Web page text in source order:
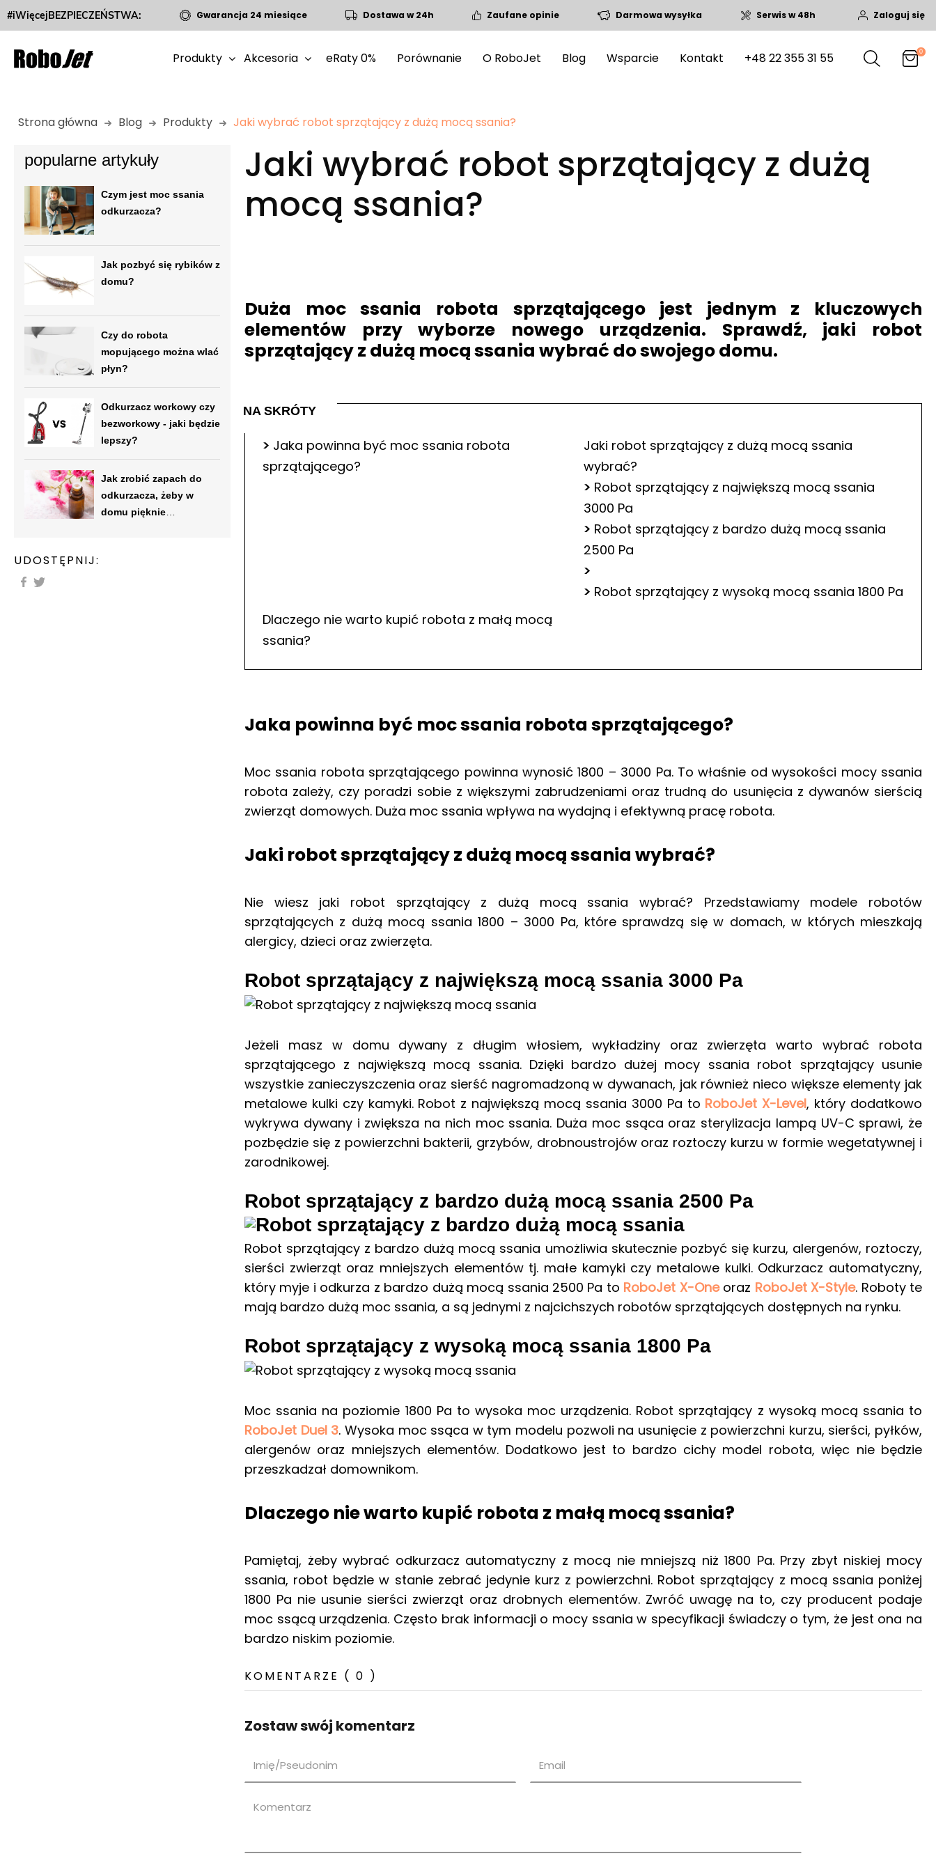
#iWięcejBEZPIECZEŃSTWA: Gwarancja 24 miesiące Dostawa w 24h Zaufane opinie Darmowa wysyłka Serwis w 48h Zaloguj się
Produkty Akcesoria eRaty 0% Porównanie O RoboJet Blog Wsparcie Kontakt +48 22 355 31 55 0
Strona główna Blog Produkty Jaki wybrać robot sprzątający z dużą mocą ssania?
popularne artykuły
Czym jest moc ssania
odkurzacza?
Jak pozbyć się rybików z
domu?
Czy do robota
mopującego można wlać
płyn?
Odkurzacz workowy czy
bezworkowy - jaki będzie
lepszy?
Jak zrobić zapach do
odkurzacza, żeby w
domu pięknie
UDOSTĘPNIJ:
Jaki wybrać robot sprzątający z dużą
mocą ssania?
Duża moc ssania robota sprzątającego jest jednym z kluczowych
elementów przy wyborze nowego urządzenia. Sprawdź, jaki robot
sprzątającyz dużą mocą ssania wybrać do swojego domu.
NA SKRÓTY
> Jaka powinna być moc ssania robota
sprzątającego?
Jaki robot sprzątający z dużą mocą ssania
wybrać?
> Robot sprzątający z największą mocą ssania
3000 Pa
> Robot sprzątający z bardzo dużą mocą ssania
2500 Pa
>
> Robot sprzątający z wysoką mocą ssania 1800 Pa
Dlaczego nie warto kupić robota z małą mocą
ssania?
Jaka powinna być moc ssania robota sprzątającego?
Moc ssania robota sprzątającego powinna wynosić 1800 – 3000 Pa. To właśnie od wysokości mocy ssania
robota zależy, czy poradzi sobie z większymi zabrudzeniami oraz trudną do usunięcia z dywanów sierścią
zwierząt domowych. Duża moc ssania wpływa na wydajną i efektywną pracę robota.
Jaki robot sprzątający z dużą mocą ssania wybrać?
Nie wiesz jaki robot sprzątający z dużą mocą ssania wybrać? Przedstawiamy modele robotów
sprzątających z dużą mocą ssania 1800 – 3000 Pa, które sprawdzą się w domach, w których mieszkają
alergicy, dzieci oraz zwierzęta.
Robot sprzątający z największą mocą ssania 3000 Pa
Jeżeli masz w domu dywany z długim włosiem, wykładziny oraz zwierzęta warto wybrać robota
sprzątającego z największą mocą ssania. Dzięki bardzo dużej mocy ssania robot sprzątający usunie
wszystkie zanieczyszczenia oraz sierść nagromadzoną w dywanach, jak również nieco większe elementy jak
metalowe kulki czy kamyki. Robot z największą mocą ssania 3000 Pa to RoboJet X-Level, który dodatkowo
wykrywa dywany i zwiększa na nich moc ssania. Duża moc ssąca oraz sterylizacja lampą UV-C sprawi, że
pozbędzie się z powierzchni bakterii, grzybów, drobnoustrojów oraz roztoczy kurzu w formie wegetatywnej i
zarodnikowej.
Robot sprzątający z bardzo dużą mocą ssania 2500 Pa
Robot sprzątający z bardzo dużą mocą ssania umożliwia skutecznie pozbyć się kurzu, alergenów, roztoczy,
sierści zwierząt oraz mniejszych elementów tj. małe kamyki czy metalowe kulki. Odkurzacz automatyczny,
który myje i odkurza z bardzo dużą mocą ssania 2500 Pa to RoboJet X-Oneoraz RoboJet X-Style. Roboty te
mają bardzo dużą moc ssania, a są jednymi z najcichszych robotów sprzątających dostępnych na rynku.
Robot sprzątający z wysoką mocą ssania 1800 Pa
Moc ssania na poziomie 1800 Pa to wysoka moc urządzenia. Robot sprzątający z wysoką mocą ssania to
RoboJet Duel 3. Wysoka moc ssąca w tym modelu pozwoli na usunięcie z powierzchni kurzu, sierści, pyłków,
alergenów oraz mniejszych elementów. Dodatkowo jest to bardzo cichy model robota, więc nie będzie
przeszkadzał domownikom.
Dlaczego nie warto kupić robota z małą mocą ssania?
Pamiętaj, żeby wybrać odkurzacz automatyczny z mocą nie mniejszą niż 1800 Pa. Przy zbyt niskiej mocy
ssania, robot będzie w stanie zebrać jedynie kurz z powierzchni. Robot sprzątający z mocą ssania poniżej
1800 Pa nie usunie sierści zwierząt oraz drobnych elementów. Zwróć uwagę na to, czy producent podaje
moc ssącą urządzenia. Często brak informacji o mocy ssania w specyfikacji świadczy o tym, że jest ona na
bardzo niskim poziomie.
KOMENTARZE ( 0 )
Zostaw swój komentarz